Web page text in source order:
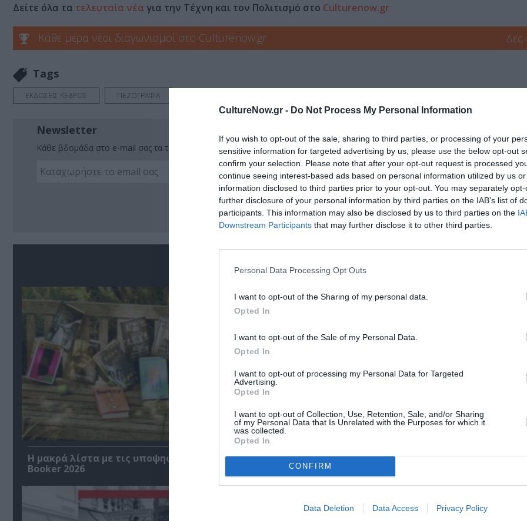
CultureNow.gr - Do Not Process My Personal Information
If you wish to opt-out of the sale, sharing to third parties, or processing of your
sensitive information for targeted advertising by us, please use the below opt-out
confirm your selection. Please note that after your opt-out request is processed
continue seeing interest-based ads based on personal information utilized by us
information disclosed to third parties prior to your opt-out. You may separately
further disclosure of your personal information by third parties on the IAB’s list of
participants. This information may also be disclosed by us to third parties on the
Downstream Participants that may further disclose it to other third parties.
Personal Data Processing Opt Outs
I want to opt-out of the Sharing of my personal data.
Opted In
I want to opt-out of the Sale of my Personal Data.
Opted In
I want to opt-out of processing my Personal Data for Targeted
Advertising.
Opted In
I want to opt-out of Collection, Use, Retention, Sale, and/or Sharing
of my Personal Data that Is Unrelated with the Purposes for which it
was collected.
Opted In
CONFIRM
Data Deletion Data Access Privacy Policy
Δείτε όλα τα τελευταία νέα για την Τέχνη και τον Πολιτισμό στο Culturenow.gr
Κάθε μέρα νέοι διαγωνισμοί στο Culturenow.gr Δες
Tags
ΕΚΔΟΣΕΙΣ ΚΕΔΡΟΣ ΠΕΖΟΓΡΑΦΙΑ
Newsletter
Κάθε βδομάδα στο e-mail σας τα τελευταία νέα για την Τέχνη και τον Πολιτισμό!
Ακολουθήστε το Culturenow.gr
Η μακρά λίστα με τις υποψηφιότητες για το Βραβείο
Booker 2026
Έκθεση Βιβλίου 2026 στο Ναύπλιο